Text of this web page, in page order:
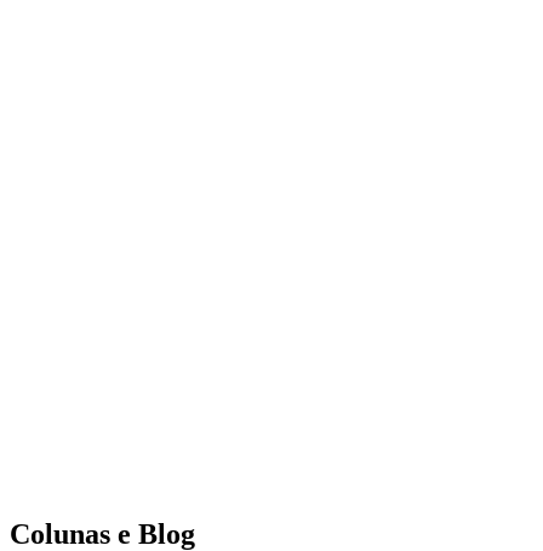
Colunas e Blog